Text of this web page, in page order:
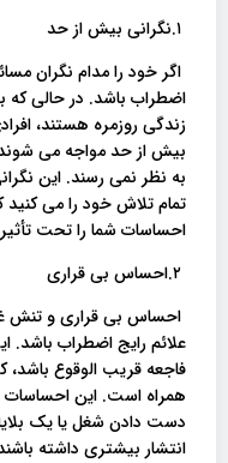
اگر خود را مدام نگران
اضطراب باشد. در حالی که
زندگی روزمره هستند،
بیش از حد مواجه می
به نظر نمی رسند. این
تمام تلاش خود را می کنید
احساسات شما را تحت
احساس بی قراری و تنش
علائم رایج اضطراب باشد.
فاجعه قریب الوقوع
همراه است. این احساسات
دست دادن شغل یا یک
انتشار بیشتری داشته